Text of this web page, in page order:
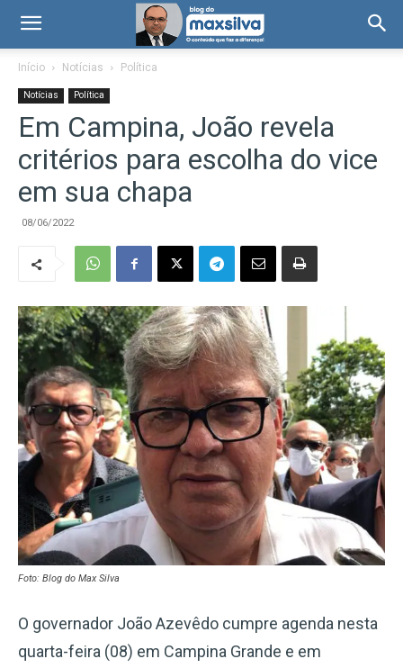
Início Notícias Política
Notícias Política
Em Campina, João revela
critérios para escolha do vice
em sua chapa
08/06/2022
Foto: Blog do Max Silva
O governador João Azevêdo cumpre agenda nesta
quarta-feira (08) em Campina Grande e em